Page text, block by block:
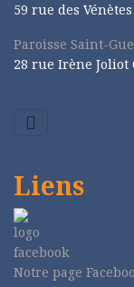
59 rue des
Paroisse Saint-
28 rue Irène Joliot
Liens
Notre page